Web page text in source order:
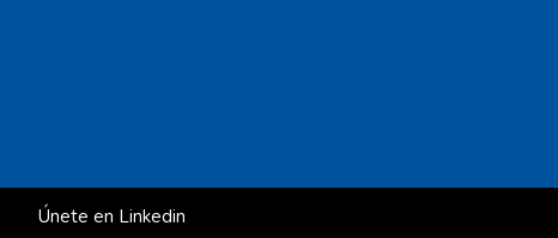
Únete en Linkedin